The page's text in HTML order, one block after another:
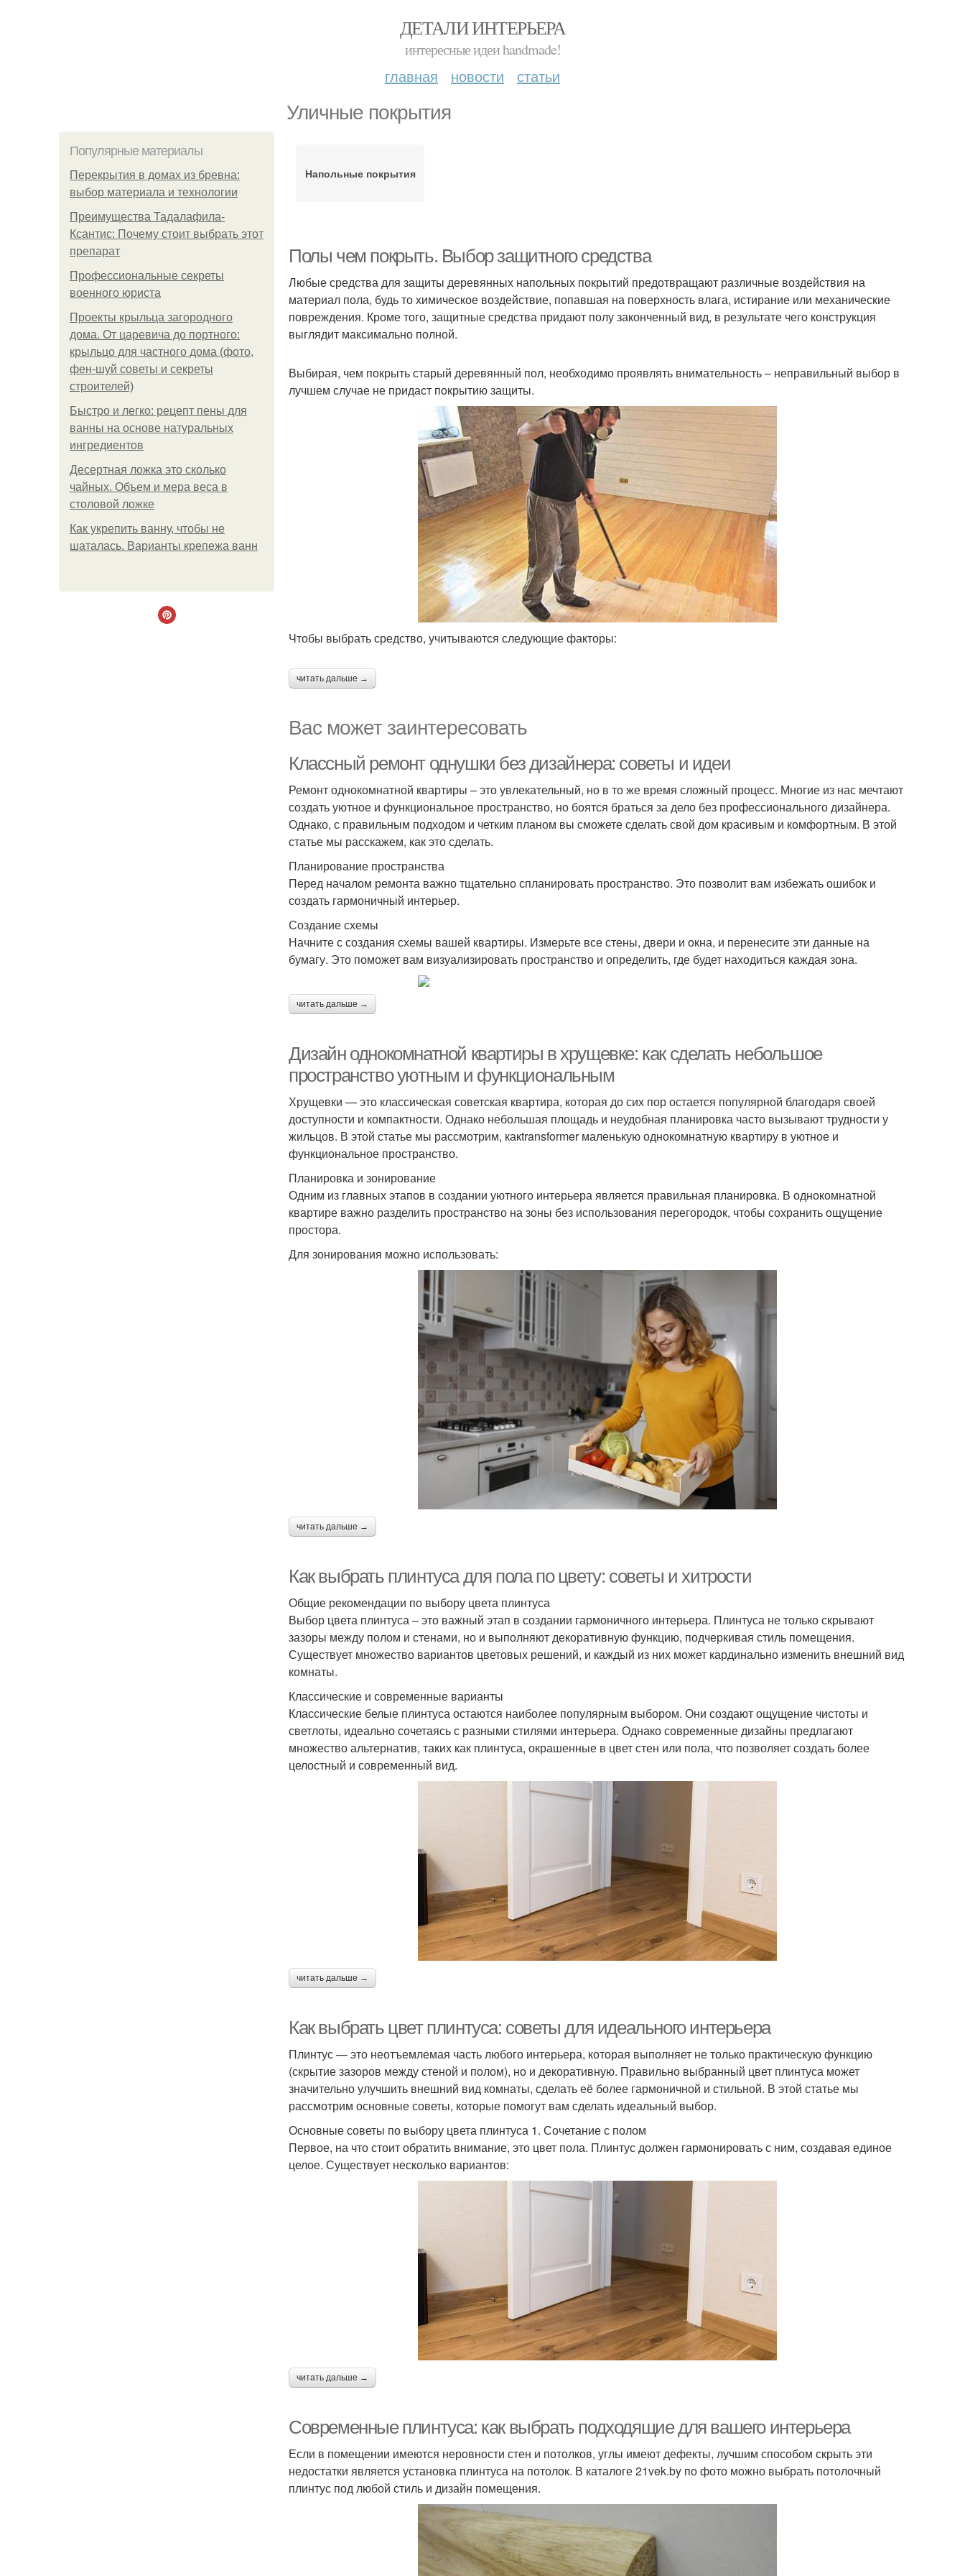
ДЕТАЛИ ИНТЕРЬЕРА
интересные идеи handmade!
главная новости статьи
Уличные покрытия
Популярные материалы
Перекрытия в домах из бревна:
выбор материала и технологии
Преимущества Тадалафила-
Ксантис: Почему стоит выбрать этот
препарат
Профессиональные секреты
военного юриста
Проекты крыльца загородного
дома. От царевича до портного:
крыльцо для частного дома (фото,
фен-шуй советы и секреты
строителей)
Быстро и легко: рецепт пены для
ванны на основе натуральных
ингредиентов
Десертная ложка это сколько
чайных. Объем и мера веса в
столовой ложке
Как укрепить ванну, чтобы не
шаталась. Варианты крепежа ванн
Напольные покрытия
Полы чем покрыть. Выбор защитного средства
Любые средства для защиты деревянных напольных покрытий предотвращают различные воздействия на
материал пола, будь то химическое воздействие, попавшая на поверхность влага, истирание или механические
повреждения. Кроме того, защитные средства придают полу законченный вид, в результате чего конструкция
выглядит максимально полной.
Выбирая, чем покрыть старый деревянный пол, необходимо проявлять внимательность – неправильный выбор в
лучшем случае не придаст покрытию защиты.
Чтобы выбрать средство, учитываются следующие факторы:
читать дальше →
Вас может заинтересовать
Классный ремонт однушки без дизайнера: советы и идеи
Ремонт однокомнатной квартиры – это увлекательный, но в то же время сложный процесс. Многие из нас мечтают
создать уютное и функциональное пространство, но боятся браться за дело без профессионального дизайнера.
Однако, с правильным подходом и четким планом вы сможете сделать свой дом красивым и комфортным. В этой
статье мы расскажем, как это сделать.
Планирование пространства
Перед началом ремонта важно тщательно спланировать пространство. Это позволит вам избежать ошибок и
создать гармоничный интерьер.
Создание схемы
Начните с создания схемы вашей квартиры. Измерьте все стены, двери и окна, и перенесите эти данные на
бумагу. Это поможет вам визуализировать пространство и определить, где будет находиться каждая зона.
читать дальше →
Дизайн однокомнатной квартиры в хрущевке: как сделать небольшое
пространство уютным и функциональным
Хрущевки — это классическая советская квартира, которая до сих пор остается популярной благодаря своей
доступности и компактности. Однако небольшая площадь и неудобная планировка часто вызывают трудности у
жильцов. В этой статье мы рассмотрим, какtransformer маленькую однокомнатную квартиру в уютное и
функциональное пространство.
Планировка и зонирование
Одним из главных этапов в создании уютного интерьера является правильная планировка. В однокомнатной
квартире важно разделить пространство на зоны без использования перегородок, чтобы сохранить ощущение
простора.
Для зонирования можно использовать:
читать дальше →
Как выбрать плинтуса для пола по цвету: советы и хитрости
Общие рекомендации по выбору цвета плинтуса
Выбор цвета плинтуса – это важный этап в создании гармоничного интерьера. Плинтуса не только скрывают
зазоры между полом и стенами, но и выполняют декоративную функцию, подчеркивая стиль помещения.
Существует множество вариантов цветовых решений, и каждый из них может кардинально изменить внешний вид
комнаты.
Классические и современные варианты
Классические белые плинтуса остаются наиболее популярным выбором. Они создают ощущение чистоты и
светлоты, идеально сочетаясь с разными стилями интерьера. Однако современные дизайны предлагают
множество альтернатив, таких как плинтуса, окрашенные в цвет стен или пола, что позволяет создать более
целостный и современный вид.
читать дальше →
Как выбрать цвет плинтуса: советы для идеального интерьера
Плинтус — это неотъемлемая часть любого интерьера, которая выполняет не только практическую функцию
(скрытие зазоров между стеной и полом), но и декоративную. Правильно выбранный цвет плинтуса может
значительно улучшить внешний вид комнаты, сделать её более гармоничной и стильной. В этой статье мы
рассмотрим основные советы, которые помогут вам сделать идеальный выбор.
Основные советы по выбору цвета плинтуса 1. Сочетание с полом
Первое, на что стоит обратить внимание, это цвет пола. Плинтус должен гармонировать с ним, создавая единое
целое. Существует несколько вариантов:
читать дальше →
Современные плинтуса: как выбрать подходящие для вашего интерьера
Если в помещении имеются неровности стен и потолков, углы имеют дефекты, лучшим способом скрыть эти
недостатки является установка плинтуса на потолок. В каталоге 21vek.by по фото можно выбрать потолочный
плинтус под любой стиль и дизайн помещения.